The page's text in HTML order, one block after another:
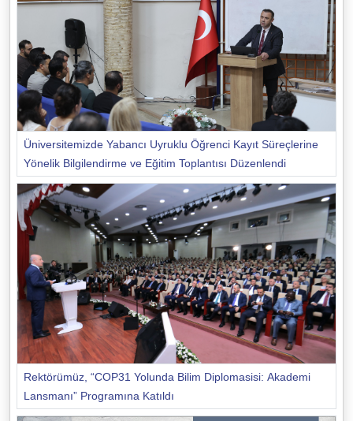
Üniversitemizde Yabancı Uyruklu Öğrenci Kayıt Süreçlerine
Yönelik Bilgilendirme ve Eğitim Toplantısı Düzenlendi
Rektörümüz, “COP31 Yolunda Bilim Diplomasisi: Akademi
Lansmanı” Programına Katıldı